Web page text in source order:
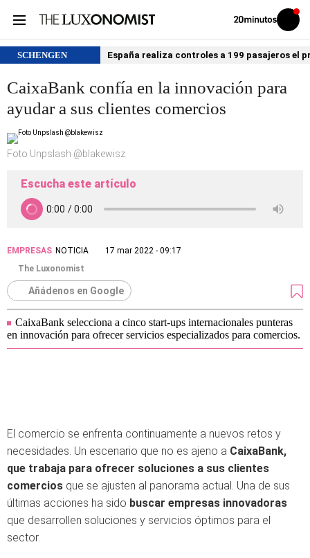
Volver
Iniciar
sesión
SCHENGEN España realiza controles a 199 pasajeros el
CaixaBank confía en la innovación para
ayudar a sus clientes comercios
Foto Unpslash @blakewisz
Escucha este artículo
EMPRESAS NOTICIA
17 mar 2022 - 09:17
The Luxonomist
Añádenos en Google
CaixaBank selecciona a cinco start-ups internacionales punteras
en innovación para ofrecer servicios especializados para comercios.
El comercio se enfrenta continuamente a nuevos retos y
necesidades. Un escenario que no es ajeno a CaixaBank,
que trabaja para ofrecer soluciones a sus clientes
comercios que se ajusten al panorama actual. Una de sus
últimas acciones ha sido buscar empresas innovadoras
que desarrollen soluciones y servicios óptimos para el
sector.